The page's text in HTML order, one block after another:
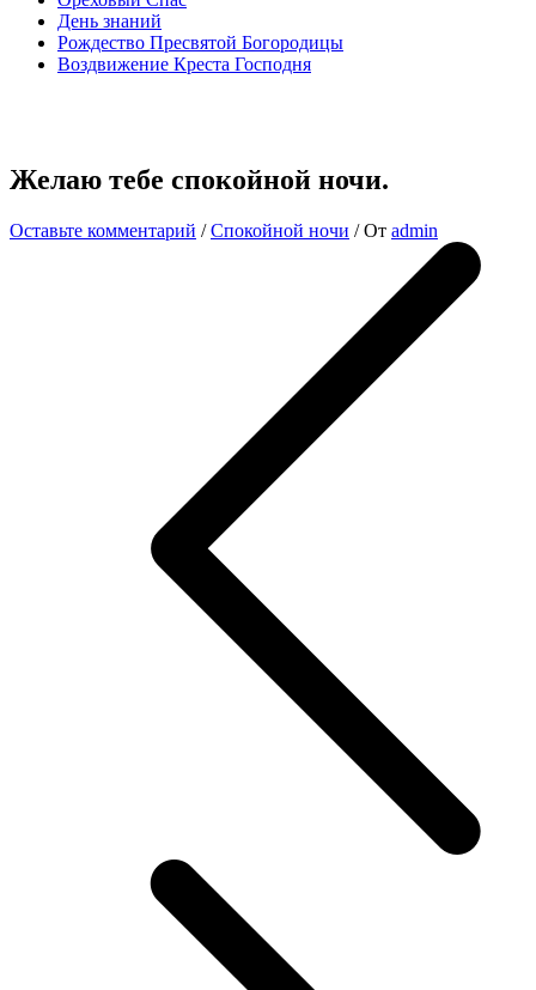
День знаний
Рождество Пресвятой Богородицы
Воздвижение Креста Господня
Желаю тебе спокойной ночи.
Оставьте комментарий /Спокойной ночи / От admin